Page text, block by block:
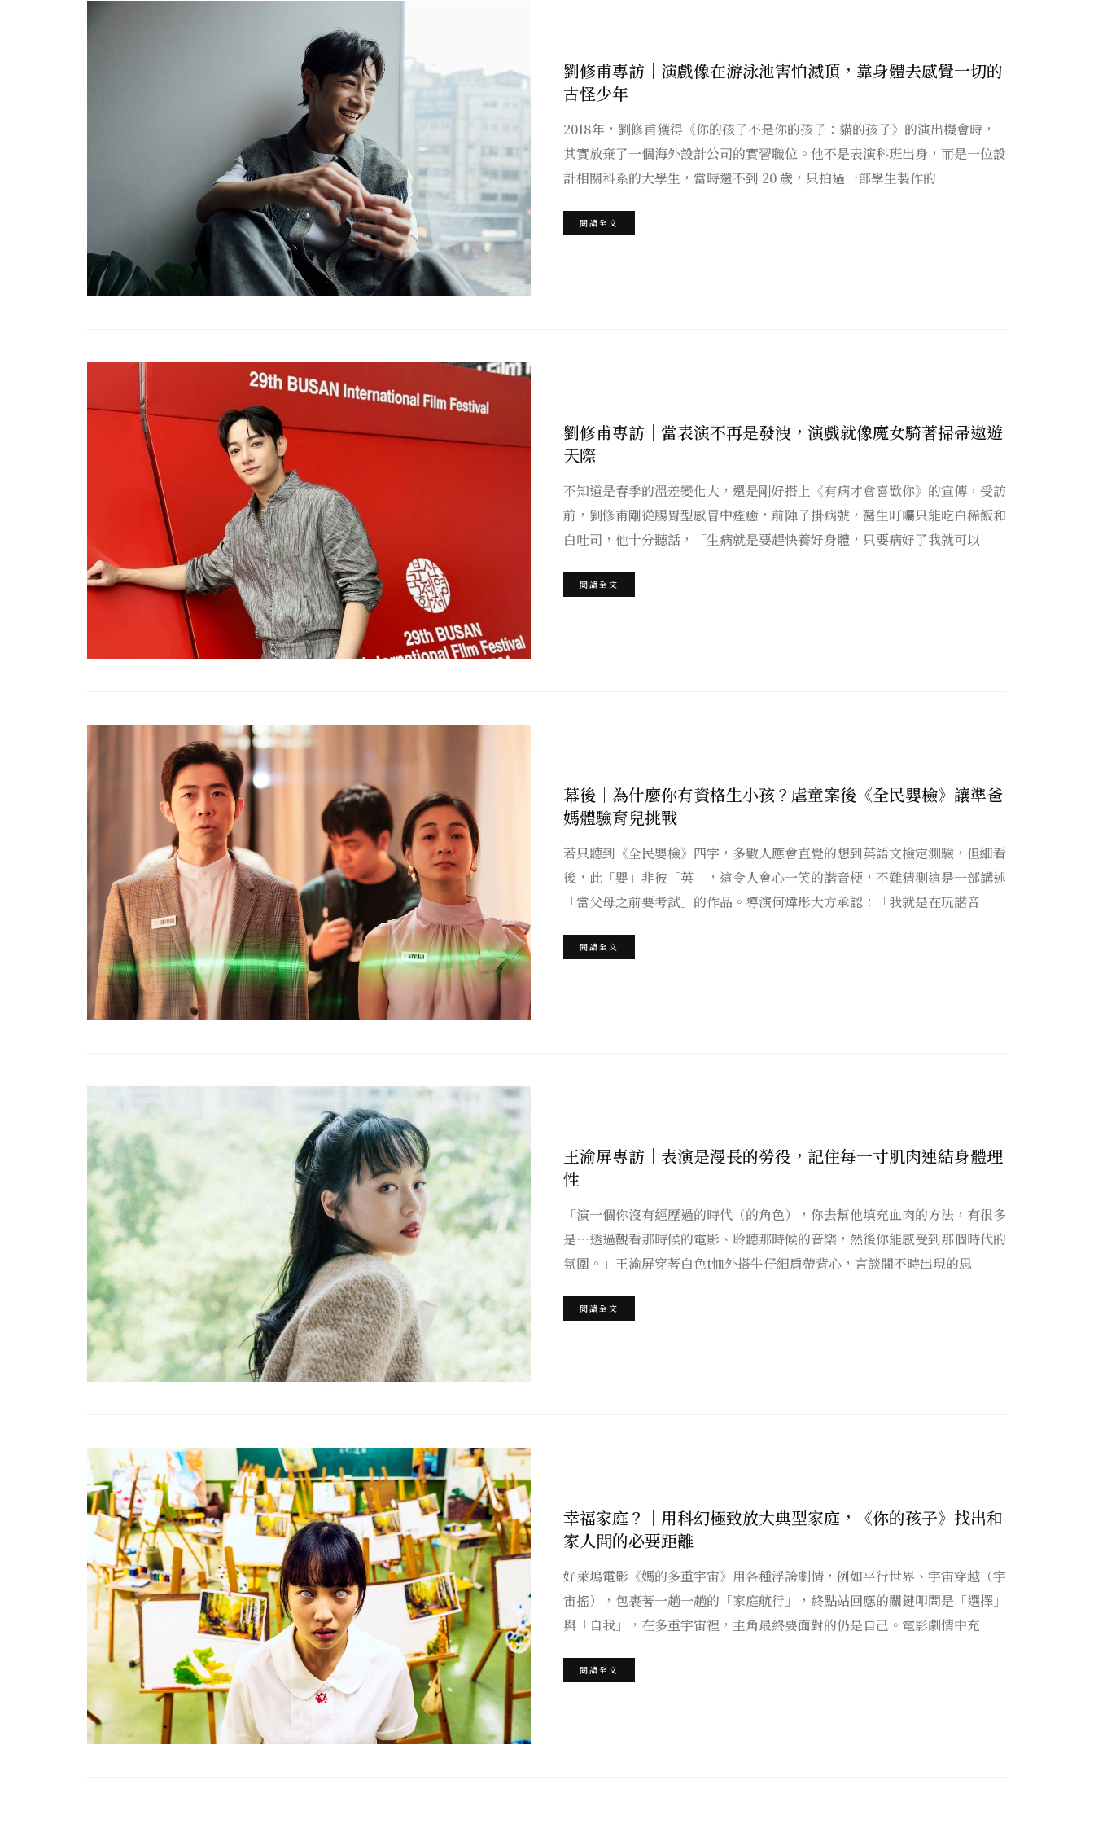
劉修甫專訪｜演戲像在游泳池害怕滅頂，靠身體去感覺一切的
古怪少年
2018年，劉修甫獲得《你的孩子不是你的孩子：貓的孩子》的演出機會時，
其實放棄了一個海外設計公司的實習職位。他不是表演科班出身，而是一位設
計相關科系的大學生，當時還不到 20 歲，只拍過一部學生製作的
閱讀全文
劉修甫專訪｜當表演不再是發洩，演戲就像魔女騎著掃帚遨遊
天際
不知道是春季的溫差變化大，還是剛好搭上《有病才會喜歡你》的宣傳，受訪
前，劉修甫剛從腸胃型感冒中痊癒，前陣子掛病號，醫生叮囑只能吃白稀飯和
白吐司，他十分聽話，「生病就是要趕快養好身體，只要病好了我就可以
閱讀全文
幕後｜為什麼你有資格生小孩？虐童案後《全民嬰檢》讓準爸
媽體驗育兒挑戰
若只聽到《全民嬰檢》四字，多數人應會直覺的想到英語文檢定測驗，但細看
後，此「嬰」非彼「英」，這令人會心一笑的諧音梗，不難猜測這是一部講述
「當父母之前要考試」的作品。導演何煒彤大方承認：「我就是在玩諧音
閱讀全文
王渝屏專訪｜表演是漫長的勞役，記住每一寸肌肉連結身體理
性
「演一個你沒有經歷過的時代（的角色），你去幫他填充血肉的方法，有很多
是⋯透過觀看那時候的電影、聆聽那時候的音樂，然後你能感受到那個時代的
氛圍。」王渝屏穿著白色t恤外搭牛仔細肩帶背心，言談間不時出現的思
閱讀全文
幸福家庭？｜用科幻極致放大典型家庭，《你的孩子》找出和
家人間的必要距離
好萊塢電影《媽的多重宇宙》用各種浮誇劇情，例如平行世界、宇宙穿越（宇
宙搖），包裹著一趟一趟的「家庭航行」，終點站回應的關鍵叩問是「選擇」
與「自我」，在多重宇宙裡，主角最終要面對的仍是自己。電影劇情中充
閱讀全文